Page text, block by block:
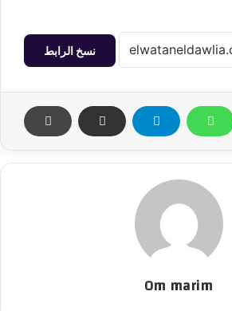
نسخ الرابط
Om marim